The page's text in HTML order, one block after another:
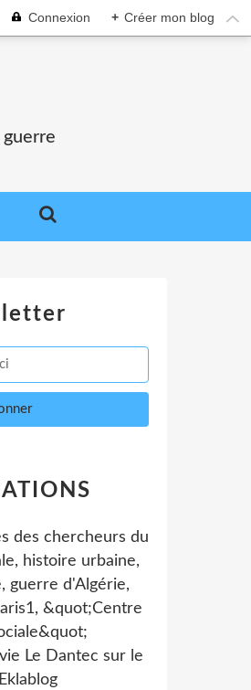
Connexion + Créer mon blog
des chercheurs du
histoire urbaine,
guerre d'Algérie,
&quot;Centre
Le Dantec sur le